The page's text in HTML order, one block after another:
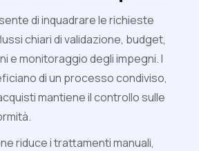
di inquadrare le richieste
chiari di validazione, budget,
e monitoraggio degli impegni. I
di un processo condiviso,
mantiene il controllo sulle
riduce i trattamenti manuali,